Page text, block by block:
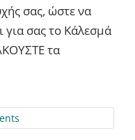
σας, ώστε να
για σας το Κάλεσμά
τα